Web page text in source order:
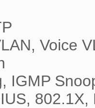
Voice
IGMP